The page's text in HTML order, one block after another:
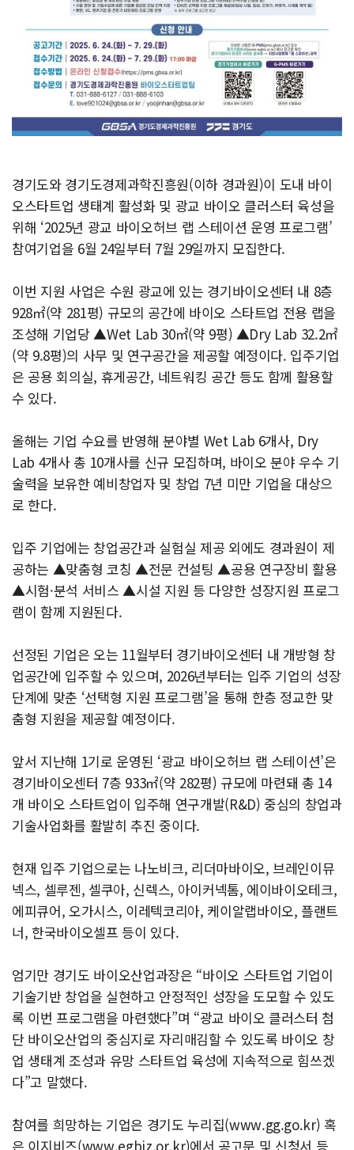
경기도와 경기도경제과학진흥원(이하 경과원)이 도내 바이
오스타트업 생태계 활성화 및 광교 바이오 클러스터 육성을
위해 ‘2025년 광교 바이오허브 랩 스테이션 운영 프로그램’
참여기업을 6월 24일부터 7월 29일까지 모집한다.
이번 지원 사업은 수원 광교에 있는 경기바이오센터 내 8층
928㎡(약 281평) 규모의 공간에 바이오 스타트업 전용 랩을
조성해 기업당 ▲Wet Lab 30㎡(약 9평) ▲Dry Lab 32.2㎡
(약 9.8평)의 사무 및 연구공간을 제공할 예정이다. 입주기업
은 공용 회의실, 휴게공간, 네트워킹 공간 등도 함께 활용할
수 있다.
올해는 기업 수요를 반영해 분야별 Wet Lab 6개사, Dry
Lab 4개사 총 10개사를 신규 모집하며, 바이오 분야 우수 기
술력을 보유한 예비창업자 및 창업 7년 미만 기업을 대상으
로 한다.
입주 기업에는 창업공간과 실험실 제공 외에도 경과원이 제
공하는 ▲맞춤형 코칭 ▲전문 컨설팅 ▲공용 연구장비 활용
▲시험·분석 서비스 ▲시설 지원 등 다양한 성장지원 프로그
램이 함께 지원된다.
선정된 기업은 오는 11월부터 경기바이오센터 내 개방형 창
업공간에 입주할 수 있으며, 2026년부터는 입주 기업의 성장
단계에 맞춘 ‘선택형 지원 프로그램’을 통해 한층 정교한 맞
춤형 지원을 제공할 예정이다.
앞서 지난해 1기로 운영된 ‘광교 바이오허브 랩 스테이션’은
경기바이오센터 7층 933㎡(약 282평) 규모에 마련돼 총 14
개 바이오 스타트업이 입주해 연구개발(R&D) 중심의 창업과
기술사업화를 활발히 추진 중이다.
현재 입주 기업으로는 나노비크, 리더마바이오, 브레인이뮤
넥스, 셀루젠, 셀쿠아, 신렉스, 아이커넥톰, 에이바이오테크,
에피큐어, 오가시스, 이레텍코리아, 케이알랩바이오, 플랜트
너, 한국바이오셀프 등이 있다.
엄기만 경기도 바이오산업과장은 “바이오 스타트업 기업이
기술기반 창업을 실현하고 안정적인 성장을 도모할 수 있도
록 이번 프로그램을 마련했다”며 “광교 바이오 클러스터 첨
단 바이오산업의 중심지로 자리매김할 수 있도록 바이오 창
업 생태계 조성과 유망 스타트업 육성에 지속적으로 힘쓰겠
다”고 말했다.
참여를 희망하는 기업은 경기도 누리집(www.gg.go.kr) 혹
은 이지비즈(www.egbiz.or.kr)에서 공고문 및 신청서 등